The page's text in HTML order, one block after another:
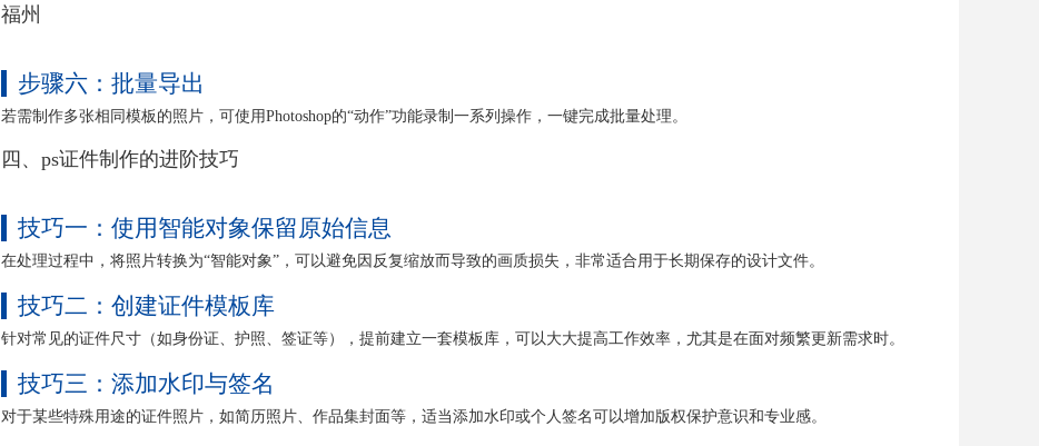
福州
步骤六：批量导出
若需制作多张相同模板的照片，可使用Photoshop的“动作”功能录制一系列操作，一键完成批量处理。
四、ps证件制作的进阶技巧
技巧一：使用智能对象保留原始信息
在处理过程中，将照片转换为“智能对象”，可以避免因反复缩放而导致的画质损失，非常适合用于长期保存的设计文件。
技巧二：创建证件模板库
针对常见的证件尺寸（如身份证、护照、签证等），提前建立一套模板库，可以大大提高工作效率，尤其是在面对频繁更新需求时。
技巧三：添加水印与签名
对于某些特殊用途的证件照片，如简历照片、作品集封面等，适当添加水印或个人签名可以增加版权保护意识和专业感。